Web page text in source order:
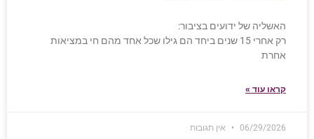
האשליה של ידועים בציבור:
רק אחרי 15 שנים ביחד הם גילו שכל אחד מהם חי במציאות
אחרת
קראו עוד »
06/29/2026 אין תגובות